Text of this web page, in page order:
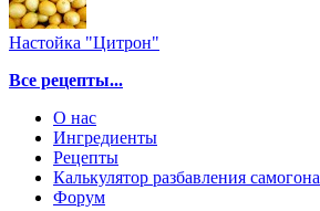
Настойка "Цитрон"
Все рецепты...
О нас
Ингредиенты
Рецепты
Калькулятор разбавления самогона
Форум